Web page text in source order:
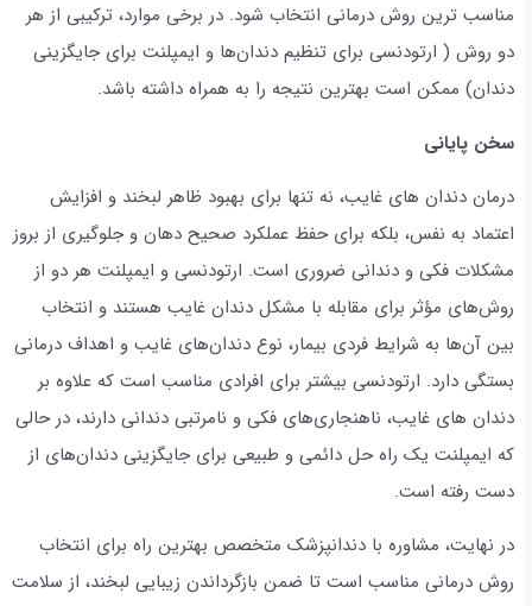
مناسب ترین روش درمانی انتخاب شود. در برخی موارد، ترکیبی از هر
دو روش ( ارتودنسی برای تنظیم دندان‌ها و ایمپلنت برای جایگزینی
دندان) ممکن است بهترین نتیجه را به همراه داشته باشد.
سخن پایانی
درمان دندان های غایب، نه تنها برای بهبود ظاهر لبخند و افزایش
اعتماد به نفس، بلکه برای حفظ عملکرد صحیح دهان و جلوگیری از بروز
مشکلات فکی و دندانی ضروری است. ارتودنسی و ایمپلنت هر دو از
روش‌های مؤثر برای مقابله با مشکل دندان غایب هستند و انتخاب
بین آن‌ها به شرایط فردی بیمار، نوع دندان‌های غایب و اهداف درمانی
بستگی دارد. ارتودنسی بیشتر برای افرادی مناسب است که علاوه بر
دندان های غایب، ناهنجاری‌های فکی و نامرتبی دندانی دارند، در حالی
که ایمپلنت یک راه حل دائمی و طبیعی برای جایگزینی دندان‌های از
دست رفته است.
در نهایت، مشاوره با دندانپزشک متخصص بهترین راه برای انتخاب
روش درمانی مناسب است تا ضمن بازگرداندن زیبایی لبخند، از سلامت